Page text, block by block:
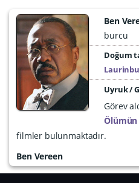
Ben
burcu
Doğum
Uyruk /
Görev
Ölümün
filmler bulunmaktadır.
Ben Vereen